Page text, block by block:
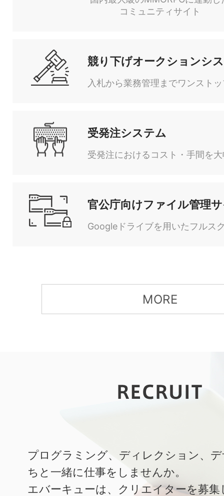
コミュニティサイト
競り下げオークションシ
入札から業務管理までワンスト
受発注システム
受発注におけるコスト・手間を
官公庁向けファイル管理
Googleドライブを用いたフルス
MORE
プログラミング、ディレクション、
ちと一緒に仕事をしませんか。
エバーキューは、クリエイターを募